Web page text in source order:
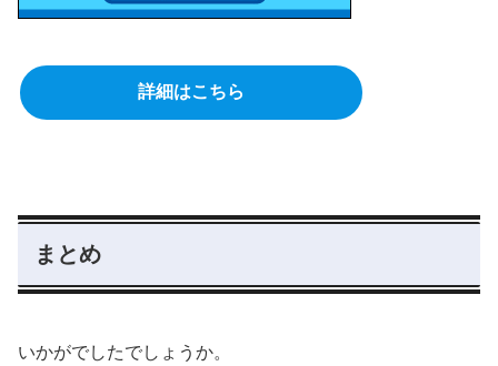
詳細はこちら
まとめ
いかがでしたでしょうか。